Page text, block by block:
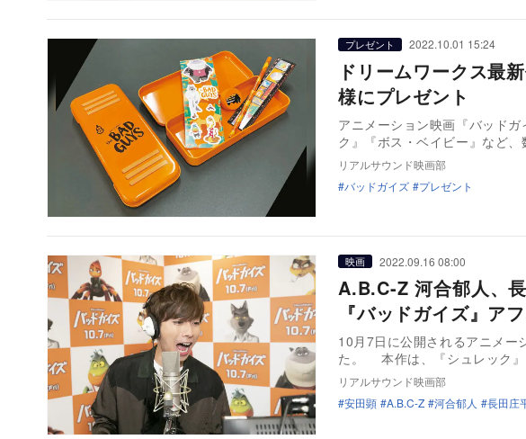
プレゼント 2022.10.01 15:24
ドリームワークス最
様にプレゼント
アニメーション映画『バッドガイズ』が
ク』『ボス・ベイビー』など
リアルサウンド映画部
バッドガイズ
プレゼント
映画 2022.09.16 08:00
A.B.C-Z 河合郁人、
『バッドガイズ』ア
10月7日に公開されるアニメー
た。 本作は、『シュレック
リアルサウンド映画部
安田顕
A.B.C-Z 河合郁人 長田庄